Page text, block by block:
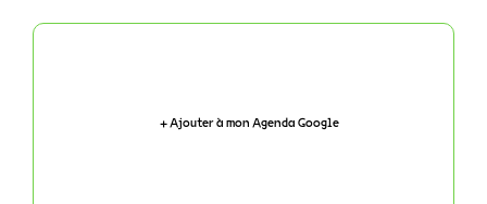
+ Ajouter à mon Agenda Google